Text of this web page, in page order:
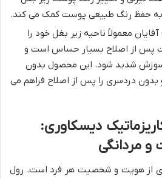
آقایان معمولاً ناحیه زیر بغل خود را
پس از اصلاح بسیار حساس است و
سوزش شدید شود. این محصول بدون
بدون دردسری را پس از اصلاح فراهم می
دیسکاوری:
و مردانگی
از هویت و شخصیت هر فرد است. رول